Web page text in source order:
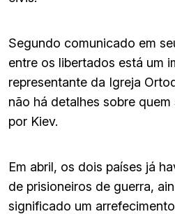
Segundo comunicado em
entre os libertados está um
representante da Igreja
não há detalhes sobre
por Kiev.
Em abril, os dois países já
de prisioneiros de guerra,
significado um